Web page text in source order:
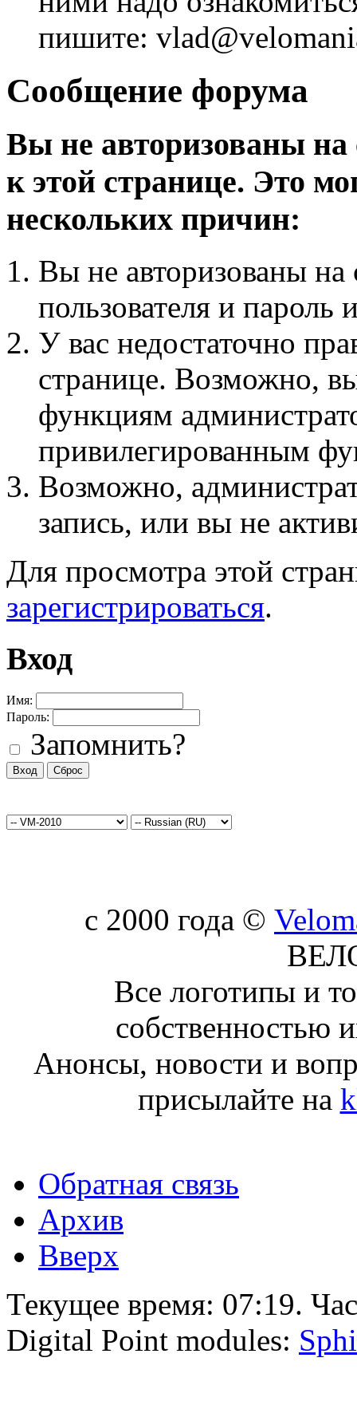
пишите:
Сообщение форума
Вы не авторизованы на
к этой странице. Это
нескольких причин:
Вы не авторизованы на
пользователя и пароль
У вас недостаточно
странице. Возможно,
функциям
привилегированным
Возможно,
запись, или вы не
Для просмотра этой
зарегистрироваться.
Вход
Имя:
Пароль:
Запомнить?
c 2000 года ©
Все логотипы и
собственностью
Анонсы, новости и
присылайте на
Обратная связь
Архив
Вверх
Текущее время: 07:19.
Digital Point modules: